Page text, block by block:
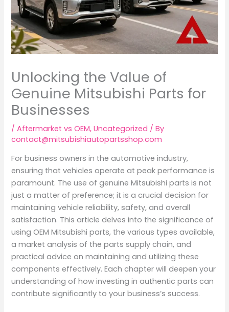
Unlocking the Value of
Genuine Mitsubishi Parts for
Businesses
/Aftermarket vs OEM,Uncategorized / By
contact@mitsubishiautopartsshop.com
For business owners in the automotive industry,
ensuring that vehicles operate at peak performance is
paramount. The use of genuine Mitsubishi parts is not
just a matter of preference; it is a crucial decision for
maintaining vehicle reliability, safety, and overall
satisfaction. This article delves into the significance of
using OEM Mitsubishi parts, the various types available,
a market analysis of the parts supply chain, and
practical advice on maintaining and utilizing these
components effectively. Each chapter will deepen your
understanding of how investing in authentic parts can
contribute significantly to your business’s success.